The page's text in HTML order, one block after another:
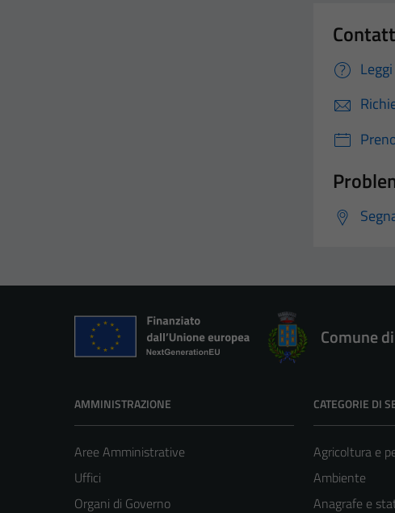
Comune
AMMINISTRAZIONE
Aree Amministrative
Uffici
Organi di Governo
CATEGORIE DI
Agricoltura e
Ambiente
Anagrafe e